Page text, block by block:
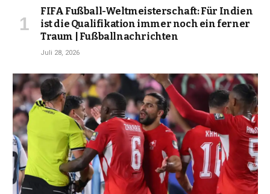
FIFA Fußball-Weltmeisterschaft: Für Indien
ist die Qualifikation immer noch ein ferner
Traum | Fußballnachrichten
Juli 28, 2026